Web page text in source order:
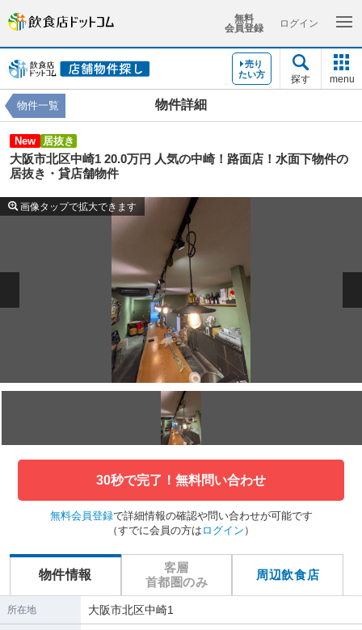
無料
会員登録
ログイン
売り
たい方
探す menu
物件詳細
物件一覧
New 居抜き
大阪市北区中崎1 20.0万円 人気の中崎！路面店！水面下物件の
居抜き・貸店舗物件
画像タップで拡大できます
30秒で完了！無料問い合わせ
無料会員登録で詳細情報の確認や問い合わせが可能です
（すでに会員の方は ログイン ）
物件情報
客層
首都圏のみ
周辺飲食店
所在地 大阪市北区中崎1